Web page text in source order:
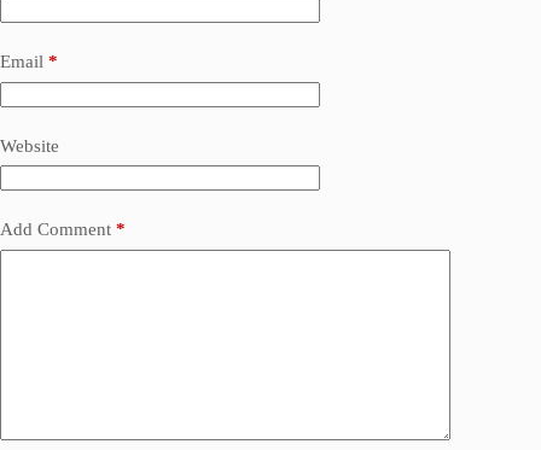
Email *
Website
Add Comment *